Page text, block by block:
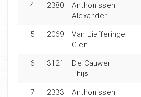
4 2380
Anthonissen
Alexander
5 2069
Van Liefferinge
Glen
6 3121
De Cauwer
Thijs
7 2333
Anthonissen